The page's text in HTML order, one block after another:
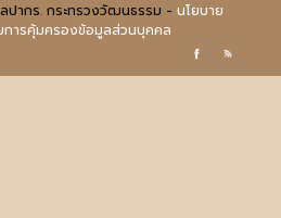
ากร. กระทรวงวัฒนธรรม - นโยบาย
การคุ้มครองข้อมูลส่วนบุคคล